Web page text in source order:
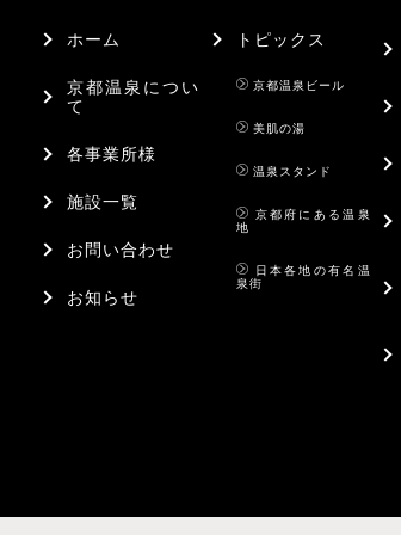
ホーム
京都温泉につい
て
各事業所様
施設一覧
お問い合わせ
お知らせ
トピックス
京都温泉ビール
美肌の湯
温泉スタンド
京都府にある温泉
地
日本各地の有名温
泉街